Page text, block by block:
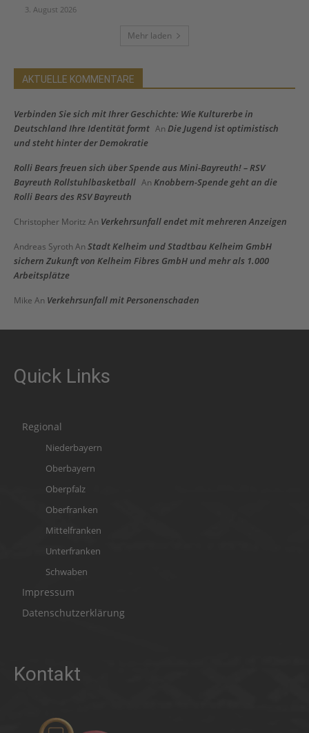
3. August 2026
Mehr laden
AKTUELLE KOMMENTARE
Verbinden Sie sich mit Ihrer Geschichte: Wie Kulturerbe in
Deutschland Ihre Identität formt An Die Jugend ist optimistisch
und steht hinter der Demokratie
Rolli Bears freuen sich über Spende aus Mini-Bayreuth! – RSV
Bayreuth Rollstuhlbasketball An Knobbern-Spende geht an die
Rolli Bears des RSV Bayreuth
Christopher Moritz An Verkehrsunfall endet mit mehreren Anzeigen
Andreas Syroth An Stadt Kelheim und Stadtbau Kelheim GmbH
sichern Zukunft von Kelheim Fibres GmbH und mehr als 1.000
Arbeitsplätze
Mike An Verkehrsunfall mit Personenschaden
Quick Links
Regional
Niederbayern
Oberbayern
Oberpfalz
Oberfranken
Mittelfranken
Unterfranken
Schwaben
Impressum
Datenschutzerklärung
Kontakt